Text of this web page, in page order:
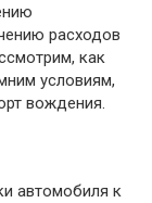
расходов
как
условиям,
вождения.
автомобиля к